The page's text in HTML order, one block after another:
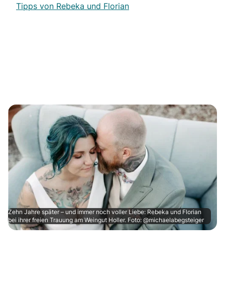
Tipps von Rebeka und Florian
Zehn Jahre später – und immer noch voller Liebe: Rebeka und Florian
bei ihrer freien Trauung am Weingut Holler. Foto: @michaelabegsteiger